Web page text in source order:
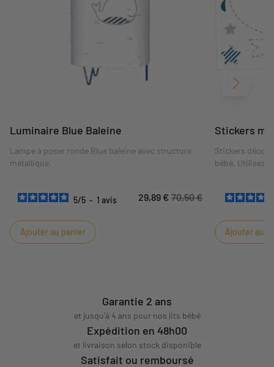
Luminaire Blue Baleine
Lampe à poser ronde Blue baleine avec structure
métallique.
5/5 - 1avis 29,89 € 70,50 €
Ajouter au panier
Stickers
Stickers
bébé. Utilisez
Ajouter au
Suivant
Garantie 2 ans
et jusqu'à 4 ans pour nos lits bébé
Expédition en 48h00
et livraison selon stock disponible
Satisfait ou remboursé